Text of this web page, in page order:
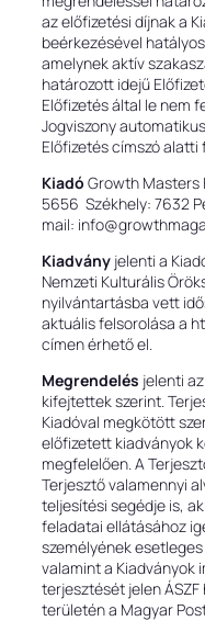
az előfizetési díjnak a
beérkezésével
amelynek aktív
határozott idejű
Előfizetés által le nem
Jogviszony
Előfizetés címszó
Kiadó Growth Masters
5656 Székhely: 7632
mail:
Kiadvány jelenti a
Nemzeti Kulturális
nyilvántartásba vett
aktuális felsorolása a
címen érhető el.
Megrendelés jelenti
kifejtettek szerint.
Kiadóval megkötött
előfizetett kiadványok
megfelelően. A
Terjesztő valamennyi
teljesítési segédje is,
feladatai ellátásához
személyének
valamint a Kiadványok
terjesztését jelen
területén a Magyar